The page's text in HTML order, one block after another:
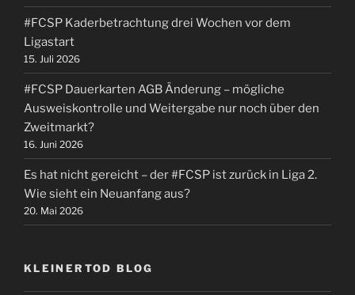
Energie
aus
Schottland
mitnehmen“
#FCSP Kaderbetrachtung drei Wochen vor dem
Ligastart
15. Juli 2026
#FCSP Dauerkarten AGB Änderung – mögliche
Ausweiskontrolle und Weitergabe nur noch über den
Zweitmarkt?
16. Juni 2026
Es hat nicht gereicht – der #FCSP ist zurück in Liga 2.
Wie sieht ein Neuanfang aus?
20. Mai 2026
KLEINERTOD BLOG